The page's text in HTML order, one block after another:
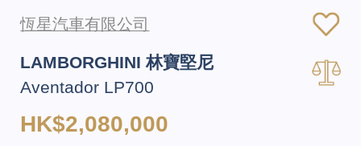
恆星汽車有限公司
LAMBORGHINI 林寶堅尼
Aventador LP700
HK$2,080,000